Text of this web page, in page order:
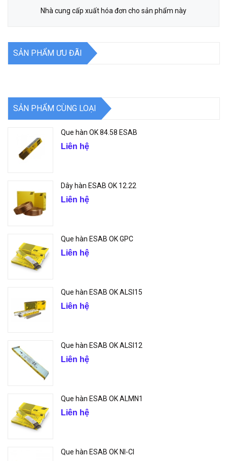
Nhà cung cấp xuất hóa đơn cho sản phẩm này
SẢN PHẨM ƯU ĐÃI
SẢN PHẨM CÙNG LOẠI
Que hàn OK 84.58 ESAB
Liên hệ
Dây hàn ESAB OK 12.22
Liên hệ
Que hàn ESAB OK GPC
Liên hệ
Que hàn ESAB OK ALSI15
Liên hệ
Que hàn ESAB OK ALSI12
Liên hệ
Que hàn ESAB OK ALMN1
Liên hệ
Que hàn ESAB OK NI-CI